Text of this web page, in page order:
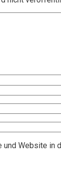
und Website in